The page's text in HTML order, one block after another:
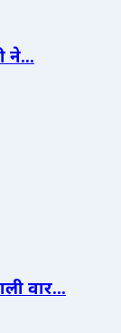
ने...
वार...